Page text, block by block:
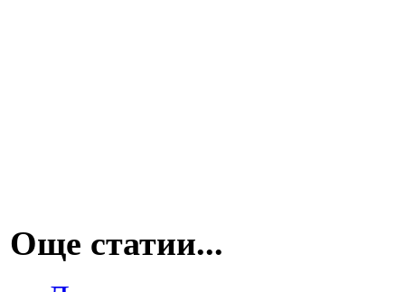
Още статии...